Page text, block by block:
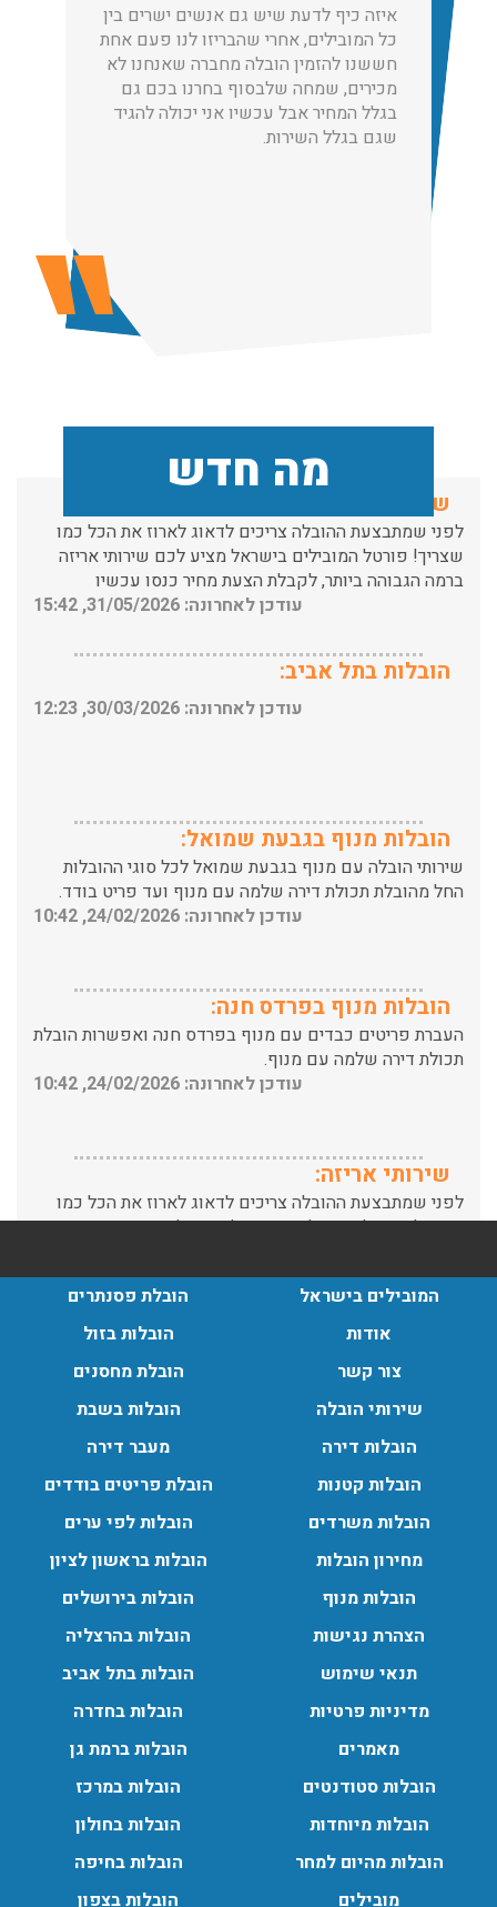
איזה כיף לדעת שיש גם אנשים ישרים בין
כל המובילים, אחרי שהבריזו לנו פעם אחת
חששנו להזמין הובלה מחברה שאנחנו לא
מכירים, שמחה שלבסוף בחרנו בכם גם
בגלל המחיר אבל עכשיו אני יכולה להגיד
שגם בגלל השירות.
מה חדש
הובלות מנוף בגבעת שמואל:
שירותי הובלה עם מנוף בגבעת שמואל לכל סוגי ההובלות
החל מהובלת תכולת דירה שלמה עם מנוף ועד פריט בודד.
העברת פריטים כבדים עם מנוף בפרדס חנה ואפשרות הובלת
לפני שמתבצעת ההובלה צריכים לדאוג לארוז את הכל כמו
שצריך! פורטל המובילים בישראל מציע לכם שירותי אריזה
ברמה הגבוהה ביותר, לקבלת הצעת מחיר כנסו עכשיו
עודכן לאחרונה: 31/05/2026, 15:42
הובלות בתל אביב:
עודכן לאחרונה: 30/03/2026, 12:23
החל מהובלת תכולת דירה שלמה עם מנוף ועד פריט בודד.
עודכן לאחרונה: 24/02/2026, 10:42
תכולת דירה שלמה עם מנוף.
עודכן לאחרונה: 24/02/2026, 10:42
שצריך! פורטל המובילים בישראל מציע לכם שירותי אריזה
ברמה הגבוהה ביותר, לקבלת הצעת מחיר כנסו עכשיו
עודכן לאחרונה: 31/05/2026, 15:42
הובלות בתל אביב:
הובלות מנוף בגבעת שמואל:
שירותי הובלה עם מנוף בגבעת שמואל לכל סוגי ההובלות
החל מהובלת תכולת דירה שלמה עם מנוף ועד פריט בודד.
עודכן לאחרונה: 24/02/2026, 10:42
הובלות מנוף בפרדס חנה:
העברת פריטים כבדים עם מנוף בפרדס חנה ואפשרות הובלת
תכולת דירה שלמה עם מנוף.
המובילים בישראל
אודות
צור קשר
שירותי הובלה
הובלות דירה
הובלות קטנות
הובלות משרדים
מחירון הובלות
הובלות מנוף
הצהרת נגישות
תנאי שימוש
מדיניות פרטיות
מאמרים
הובלות סטודנטים
הובלות מיוחדות
הובלות מהיום למחר
מובילים
הובלת פסנתרים
הובלות בזול
הובלת מחסנים
הובלות בשבת
מעבר דירה
הובלת פריטים בודדים
הובלות לפי ערים
הובלות בראשון לציון
הובלות בירושלים
הובלות בהרצליה
הובלות בתל אביב
הובלות בחדרה
הובלות ברמת גן
הובלות במרכז
הובלות בחולון
הובלות בחיפה
הובלות בצפון